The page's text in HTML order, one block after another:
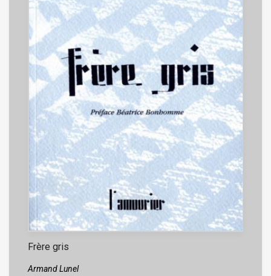
Frère gris
Armand Lunel